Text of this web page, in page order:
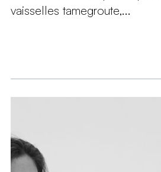
vaisselles tamegroute,...